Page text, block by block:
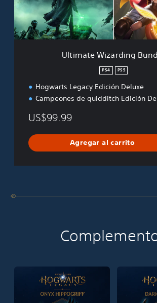
W
i
z
a
Ultimate Wizarding
PS4 PS5
Hogwarts Legacy Edición Deluxe
Campeones de quidditch Edición
US$99.99
Agregar al carrito